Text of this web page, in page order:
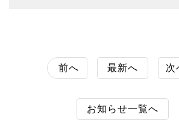
前へ 最新へ 次
お知らせ一覧へ